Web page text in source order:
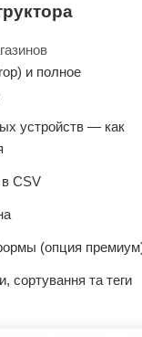
и полное
устройств — как
CSV
(опция
сортування та теги